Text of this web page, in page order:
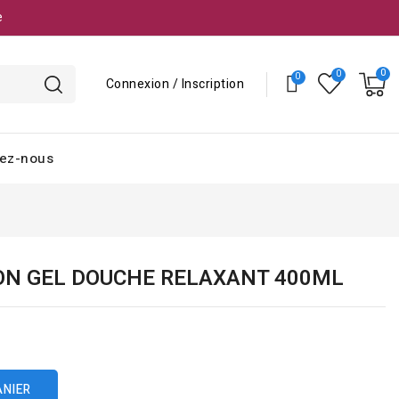
Connexion / Inscription
nous
GEL DOUCHE RELAXANT 400ML